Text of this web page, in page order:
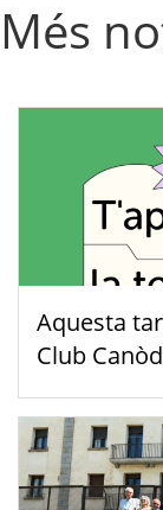
Més
Aquesta
Club